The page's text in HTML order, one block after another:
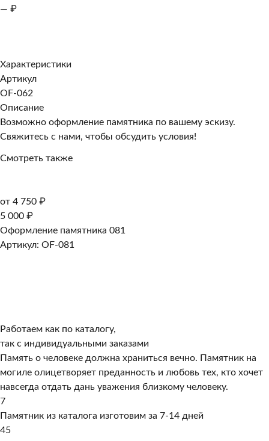
— ₽
Характеристики
Артикул
OF-062
Описание
Возможно оформление памятника по вашему эскизу.
Свяжитесь с нами, чтобы обсудить условия!
Смотреть также
от 4 750 ₽
5 000 ₽
Оформление памятника 081
Артикул: OF-081
Работаем как по каталогу,
так с индивидуальными заказами
Память о человеке должна храниться вечно. Памятник на
могиле олицетворяет преданность и любовь тех, кто хочет
навсегда отдать дань уважения близкому человеку.
7
Памятник из каталога изготовим за 7-14 дней
45